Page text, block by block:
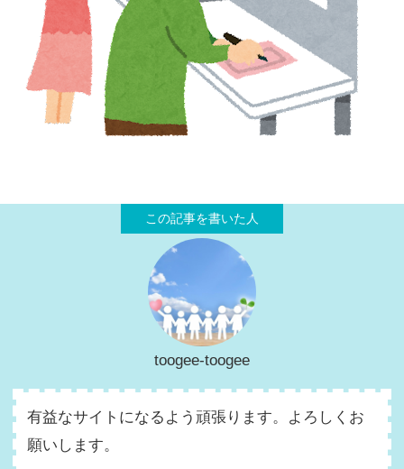
toogee-toogee
有益なサイトになるよう頑張ります。よろしくお
願いします。